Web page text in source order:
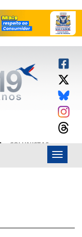
COLUNISTAS
Menu